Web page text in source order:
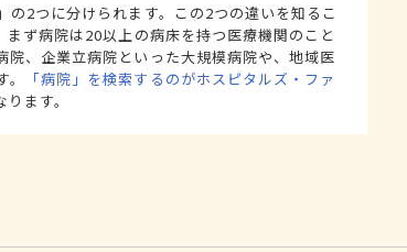
2つに分けられます。この2つの違いを知るこ
ず病院は20以上の病床を持つ医療機関のこと
、企業立病院といった大規模病院や、地域医
「病院」を検索するのがホスピタルズ・ファ
ます。